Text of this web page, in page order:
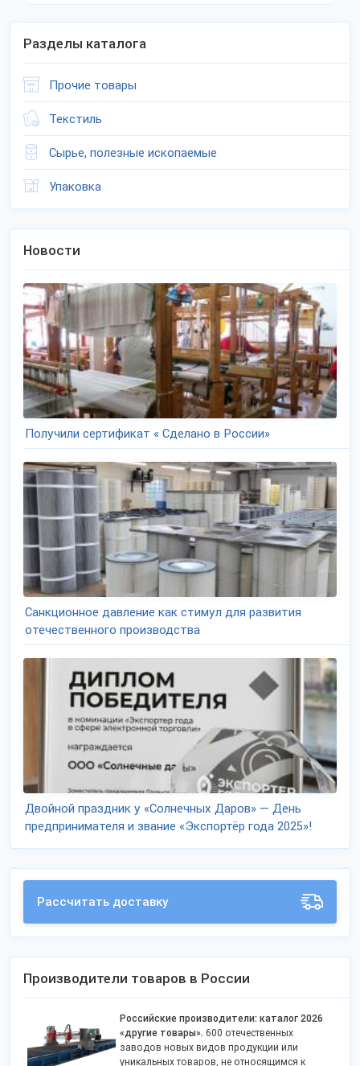
Разделы каталога
Прочие товары
Текстиль
Сырье, полезные ископаемые
Упаковка
Новости
Получили сертификат « Сделано в России»
Санкционное давление как стимул для развития
отечественного производства
Двойной праздник у «Солнечных Даров» — День
предпринимателя и звание «Экспортёр года 2025»!
Рассчитать доставку
Производители товаров в России
Российские производители: каталог 2026
«другие товары». 600 отечественных
заводов новых видов продукции или
уникальных товаров, не относящимся к